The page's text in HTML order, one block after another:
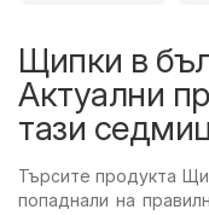
Щипки в
Актуални
тази
Търсите продукта
попаднали на